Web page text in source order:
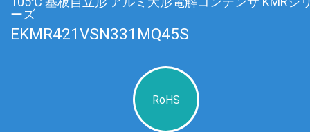
ーズ
EKMR421VSN331MQ45S
RoHS